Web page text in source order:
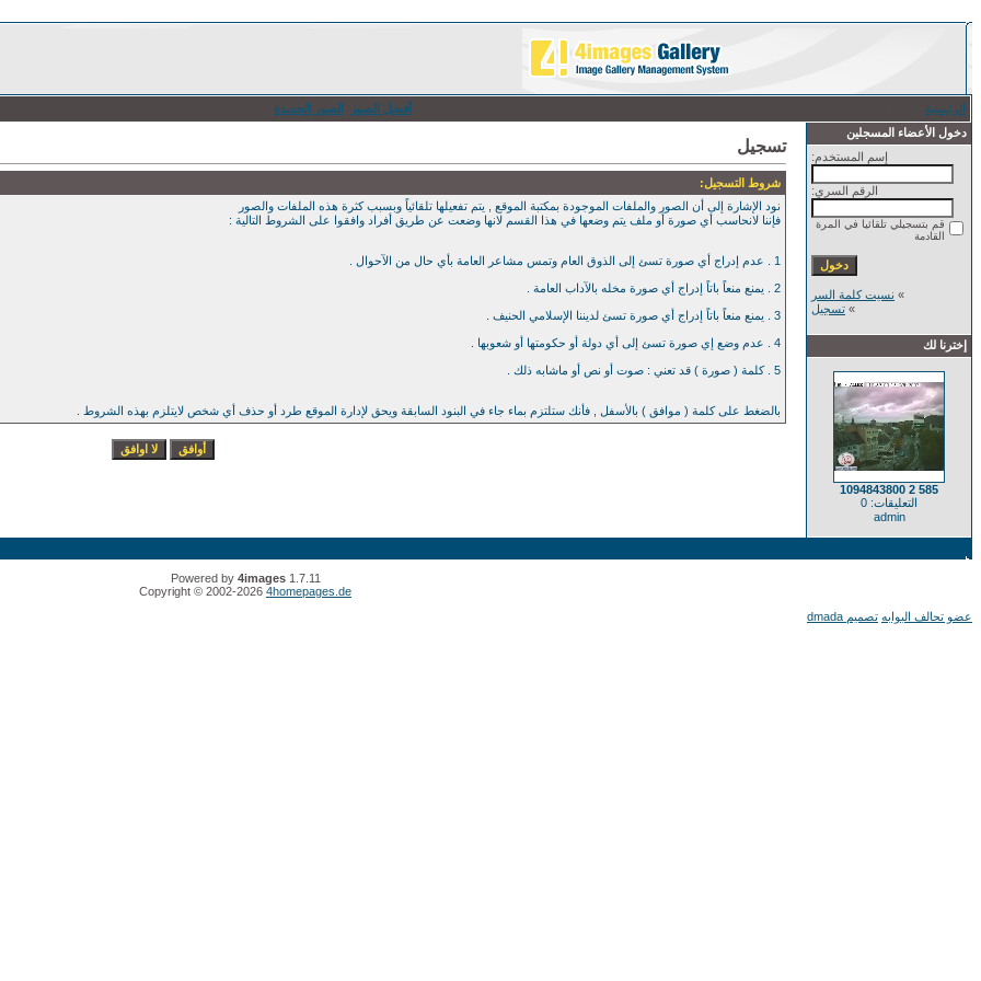
الرئيسية أفضل الصور
الصور الجديدة
دخول الأعضاء المسجلين
إسم المستخدم:
الرقم السري:
قم بتسجيلي تلقائيا في المرة
القادمة
» نسيت كلمة السر
» تسجيل
إخترنا لك
585 2 1094843800
التعليقات: 0
admin
تسجيل
شروط التسجيل:
نود الإشارة إلى أن الصور والملفات الموجودة بمكتبة الموقع , يتم تفعيلها تلقائياً وبسبب كثرة هذه الملفات والصور
فإننا لانحاسب أي صورة أو ملف يتم وضعها في هذا القسم لانها وضعت عن طريق أفراد وافقوا على الشروط التالية :
1 . عدم إدراج أي صورة تسئ إلى الذوق العام وتمس مشاعر العامة بأي حال من الآحوال .
2 . يمنع منعاً باتاً إدراج أي صورة مخله بالآداب العامة .
3 . يمنع منعاً باتاً إدراج أي صورة تسئ لديننا الإسلامي الحنيف .
4 . عدم وضع إي صورة تسئ إلى أي دولة أو حكومتها أو شعوبها .
5 . كلمة ( صورة ) قد تعني : صوت أو نص أو ماشابه ذلك .
بالضغط على كلمة ( موافق ) بالأسفل , فأنك ستلتزم بماء جاء في البنود السابقة ويحق لإدارة الموقع طرد أو حذف أي شخص لايتلزم بهذه الشروط .
Powered by 4images1.7.11
Copyright © 2002-2026 4homepages.de
عضو تحالف البوابه تصميم dmada